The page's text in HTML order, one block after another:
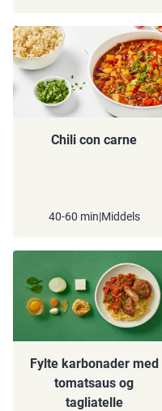
Chili con carne
40-60 min|Middels
Fylte karbonader med
tomatsaus og
tagliatelle